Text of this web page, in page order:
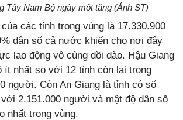
Tây Nam Bộ ngày môt tăng (Ảnh ST)
các tỉnh trong vùng là 17.330.900
dân số cả nước khiến cho nơi đây
lao động vô cùng dồi dào. Hậu Giang
ít nhất so với 12 tỉnh còn lại trong
người. Còn An Giang là tỉnh có số
2.151.000 người và mật độ dân số
nhất trong vùng.